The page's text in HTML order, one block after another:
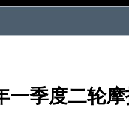
一季度二轮